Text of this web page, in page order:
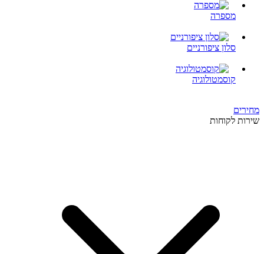
מספרה
סלון ציפורניים
קוסמטולוגיה
מחירים
שירות לקוחות